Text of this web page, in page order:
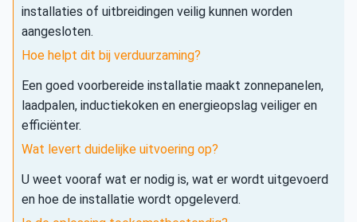
installaties of uitbreidingen veilig kunnen worden
aangesloten.
Hoe helpt dit bij verduurzaming?
Een goed voorbereide installatie maakt zonnepanelen,
laadpalen, inductiekoken en energieopslag veiliger en
efficiënter.
Wat levert duidelijke uitvoering op?
U weet vooraf wat er nodig is, wat er wordt uitgevoerd
en hoe de installatie wordt opgeleverd.